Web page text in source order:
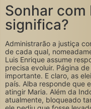
Sonhar com
significa?
Administrarão a justiça
de cada qual,
Luis Enrique assume
precisa evoluir. Página
importante. E claro, as
país. Alba responde que
atingir Maria. Além da
atualmente, bloqueado